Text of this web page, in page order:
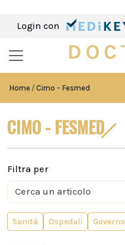
Login con
Home Cimo - Fesmed
CIMO - FESMED
Filtra per
Sanità Ospedali Governo